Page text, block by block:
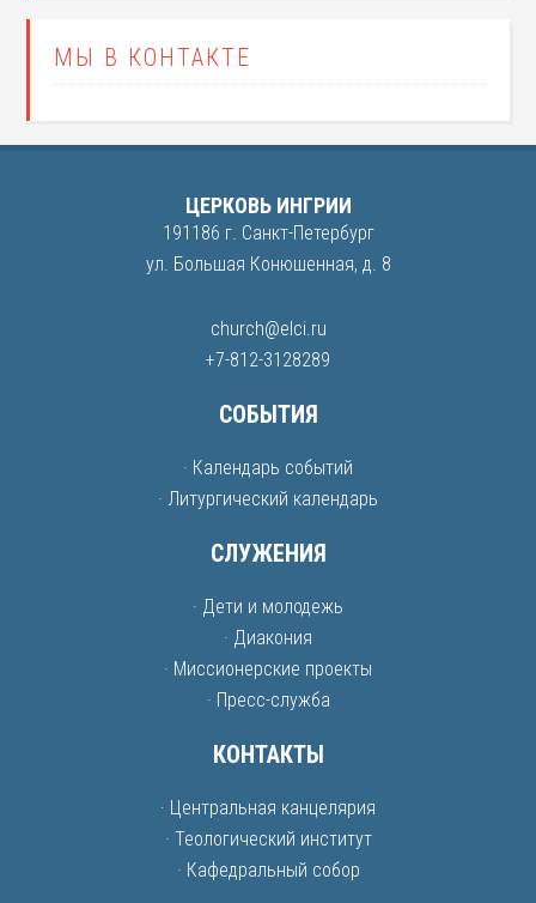
МЫ В КОНТАКТЕ
ЦЕРКОВЬ ИНГРИИ
191186 г. Санкт-Петербург
ул. Большая Конюшенная, д. 8
church@elci.ru
+7-812-3128289
СОБЫТИЯ
· Календарь событий
· Литургический календарь
СЛУЖЕНИЯ
· Дети и молодежь
· Диакония
· Миссионерские проекты
· Пресс-служба
КОНТАКТЫ
· Центральная канцелярия
· Теологический институт
· Кафедральный собор